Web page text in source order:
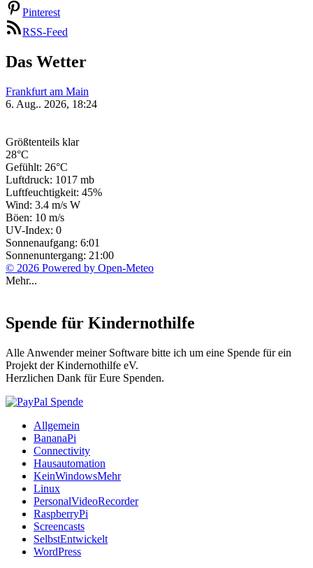
Pinterest
RSS-Feed
Das Wetter
Frankfurt am Main
6. Aug.. 2026, 18:24
Größtenteils klar
28°C
Gefühlt: 26°C
Luftdruck: 1017 mb
Luftfeuchtigkeit: 45%
Wind: 3.4 m/s W
Böen: 10 m/s
UV-Index: 0
Sonnenaufgang: 6:01
Sonnenuntergang: 21:00
© 2026 Powered by Open-Meteo
Mehr...
Spende für Kindernothilfe
Alle Anwender meiner Software bitte ich um eine Spende für ein
Projekt der Kindernothilfe eV.
Herzlichen Dank für Eure Spenden.
Allgemein
BananaPi
Connectivity
Hausautomation
KeinWindowsMehr
Linux
PersonalVideoRecorder
RaspberryPi
Screencasts
SelbstEntwickelt
WordPress